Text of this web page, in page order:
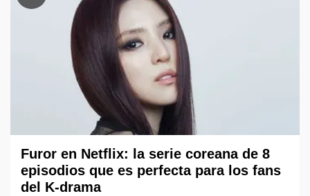
Furor en Netflix: la serie coreana de 8
episodios que es perfecta para los fans
del K-drama